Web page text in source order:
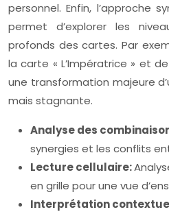
personnel. Enfin, l’approche
permet d’explorer les
profonds des cartes. Par
la carte « L’Impératrice » et
une transformation majeure
mais stagnante.
Analyse des
synergies et les conflits
Lecture cellulaire:
en grille pour une vue
Interprétation